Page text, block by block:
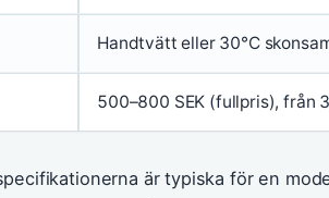
Handtvätt eller 30°C
500–800 SEK (fullpris), från
är typiska för en